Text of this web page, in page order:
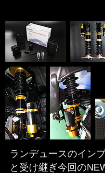
ランデュースのイン
と受け継ぎ今回の